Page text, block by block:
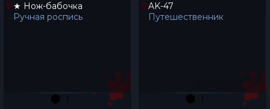
★ Нож-бабочка
Ручная роспись
AK-47
Путешественник